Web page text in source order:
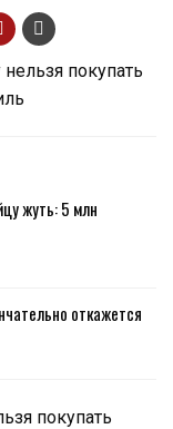
жуть: 5 млн
откажется
покупать